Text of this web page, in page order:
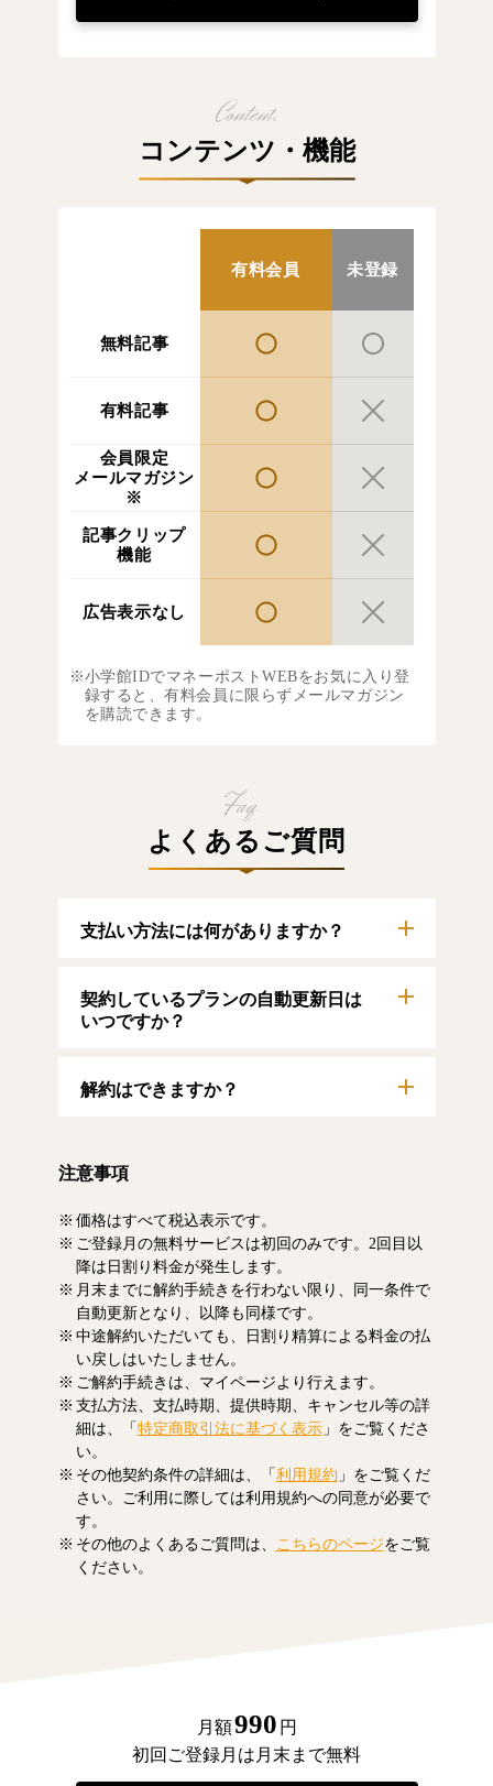
コンテンツ・機能
有料会員 未登録
無料記事
有料記事
会員限定
メールマガジン
※
記事クリップ
機能
広告表示なし
小学館IDでマネーポストWEBをお気に入り登
録すると、有料会員に限らずメールマガジン
を購読できます。
よくあるご質問
支払い方法には何がありますか？
す。
【クレジットカード】
契約しているプランの自動更新日は
いつですか？
ンのご利用期間は、マイページにてご確認い
解約はできますか？
事をお読みいただけます。なお、日割り清算
注意事項
価格はすべて税込表示です。
ご登録月の無料サービスは初回のみです。2回目以
降は日割り料金が発生します。
月末までに解約手続きを行わない限り、同一条件で
自動更新となり、以降も同様です。
中途解約いただいても、日割り精算による料金の払
い戻しはいたしません。
ご解約手続きは、マイページより行えます。
支払方法、支払時期、提供時期、キャンセル等の詳
細は、「特定商取引法に基づく表示」をご覧くださ
い。
その他契約条件の詳細は、「利用規約 」をご覧くだ
さい。ご利用に際しては利用規約への同意が必要で
す。
その他のよくあるご質問は、
こちらのページをご覧
ください。
月額990 円
初回ご登録月は月末まで無料